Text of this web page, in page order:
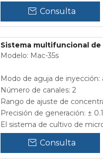
Consulta
Sistema multifuncional
Modelo: Mac-35s
Modo de aguja de inyección:
Número de canales: 2
Rango de ajuste de
Precisión de generación: ±
El sistema de cultivo de
Consulta